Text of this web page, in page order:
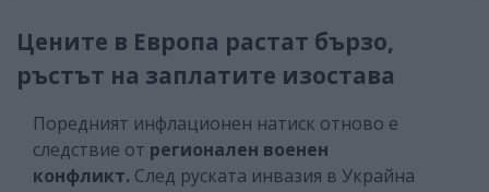
Цените в Европа растат бързо,
ръстът на заплатите изостава
Поредният инфлационен натиск отново е
следствие от регионален военен
конфликт. След руската инвазия в Украйна